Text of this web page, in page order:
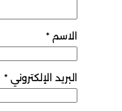
البريد الإلكتروني*